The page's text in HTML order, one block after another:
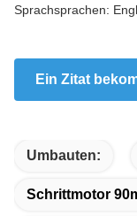
Sprachsprachen:
Ein Zitat
Umbauten:
Schrittmotor